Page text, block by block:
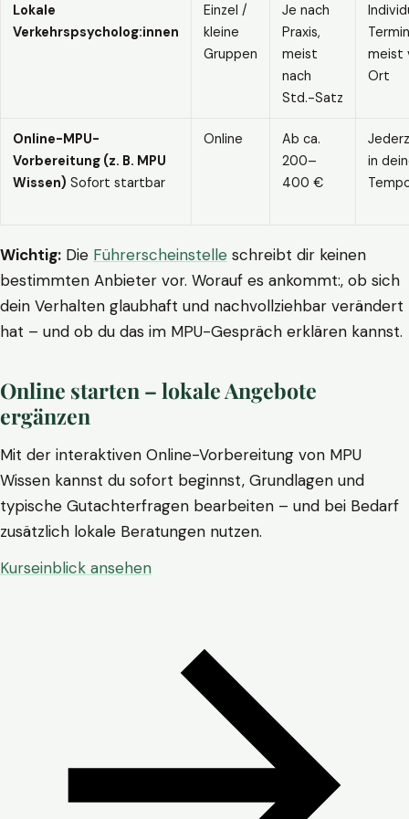
Lokale
Verkehrspsycholog:innen
Einzel /
kleine
Gruppen
Je nach
Praxis,
meist
nach
Std.-Satz
meist
Ort
Online-MPU-
Vorbereitung (z. B. MPU
Wissen) Sofort startbar
Online
Ab ca.
200–
400 €
in
Wichtig: Die Führerscheinstelle schreibt dir keinen
bestimmten Anbieter vor. Worauf es ankommt:, ob sich
dein Verhalten glaubhaft und nachvollziehbar verändert
hat – und ob du das im MPU-Gespräch erklären kannst.
Online starten – lokale Angebote
ergänzen
Mit der interaktiven Online-Vorbereitung von MPU
Wissen kannst du sofort beginnst, Grundlagen und
typische Gutachterfragen bearbeiten – und bei Bedarf
zusätzlich lokale Beratungen nutzen.
Kurseinblick ansehen